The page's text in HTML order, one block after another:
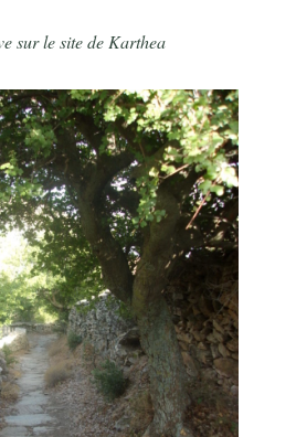
sur le site de Karthea